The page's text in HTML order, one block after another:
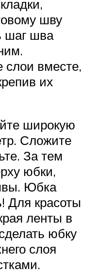
шву
шаг шва
слои вместе,
их
широкую
Сложите
За тем
юбки,
Юбка
Для красоты
ленты в
юбку
слоя